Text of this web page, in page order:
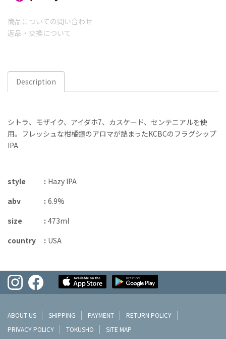
商品についての問い合わせ
返品・交換について
Description
シトラ、モザイク、アイダホ7、カスケード、センテニアルを使
用。フレッシュな柑橘類のアロマが詰まったKCBCのフラグシップ
IPA
style
Hazy IPA
abv
6.9%
size
473ml
country
USA
ABOUT US SHIPPING PAYMENT
RETURN POLICY
PRIVACY POLICY
TOKUSHO SITE MAP